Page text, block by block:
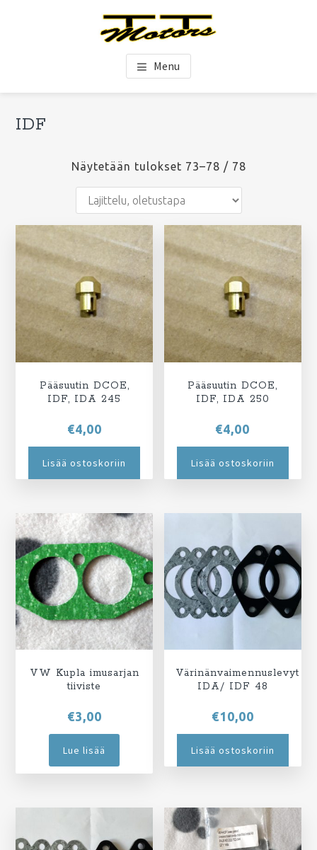
Menu
IDF
Näytetään tulokset 73–78 / 78
Pääsuutin DCOE,
IDF, IDA 245
€4,00
Lisää ostoskoriin
Pääsuutin DCOE,
IDF, IDA 250
€4,00
Lisää ostoskoriin
VW Kupla imusarjan
tiiviste
€3,00
Lue lisää
Värinänvaimennuslevyt
IDA/ IDF 48
€10,00
Lisää ostoskoriin
Ensisijainen